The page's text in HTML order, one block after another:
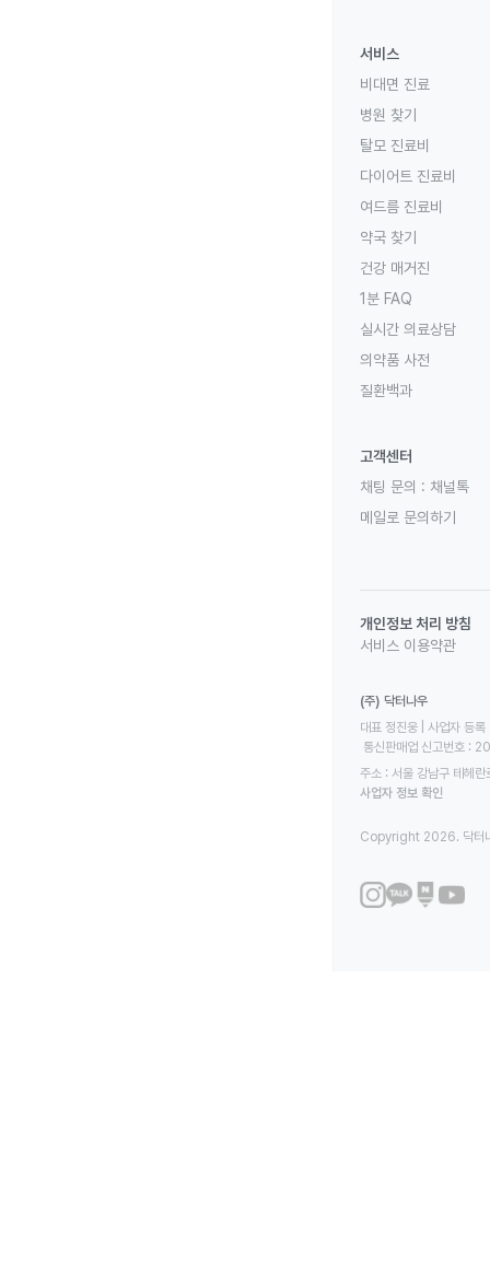
서비스
비대면 진료
병원 찾기
탈모 진료비
다이어트 진료비
여드름 진료비
약국 찾기
건강 매거진
1분 FAQ
실시간 의료상담
의약품 사전
질환백과
고객센터
채팅 문의 : 채널톡
메일로 문의하기
개인정보 처리 방침
서비스 이용약관
(주) 닥터나우
대표 정진웅 | 사업자
통신판매업 신고번호
주소 : 서울 강남구 테헤
사업자 정보 확인
Copyright 2026. 닥터